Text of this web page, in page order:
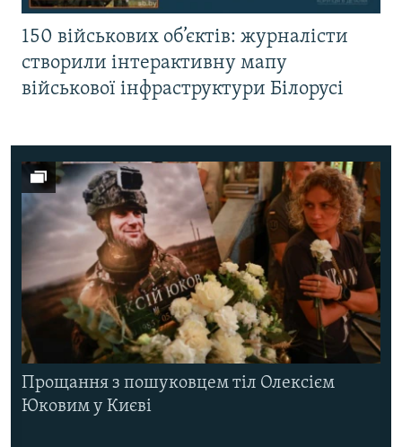
150 військових об’єктів: журналісти
створили інтерактивну мапу
військової інфраструктури Білорусі
Прощання з пошуковцем тіл Олексієм
Юковим у Києві